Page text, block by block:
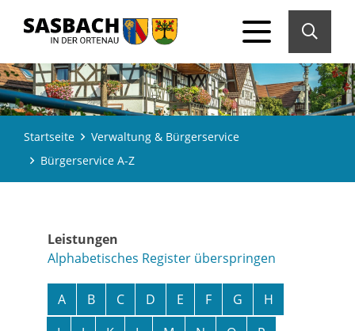
Startseite
Verwaltung & Bürgerservice
Bürgerservice A-Z
Leistungen
Alphabetisches Register überspringen
A B C D E F G
H